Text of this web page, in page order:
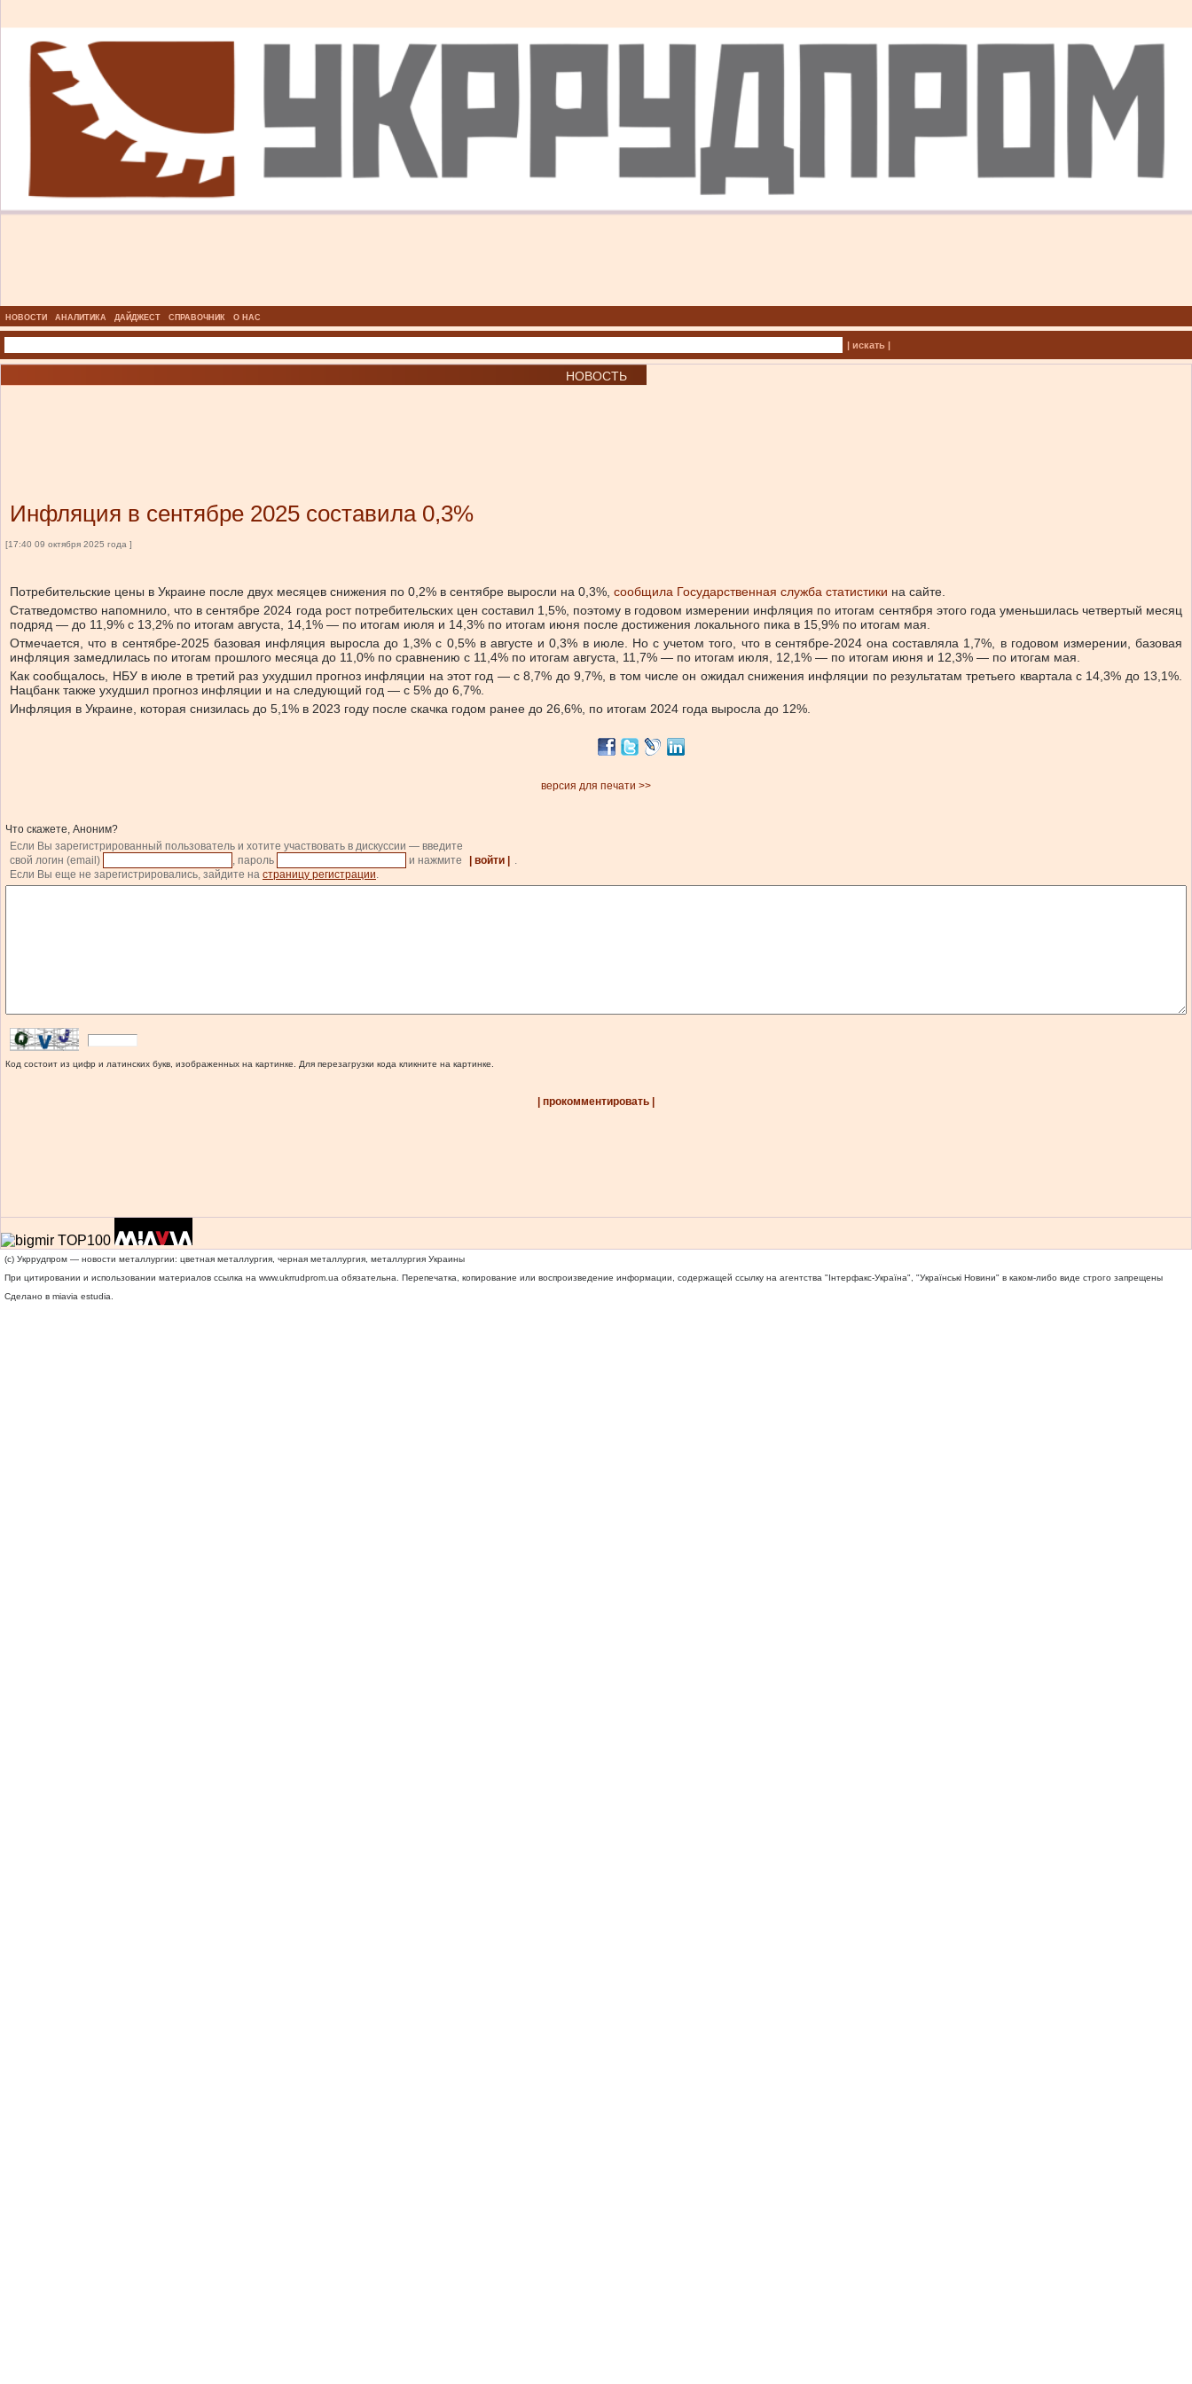
НОВОСТИ АНАЛИТИКА ДАЙДЖЕСТ СПРАВОЧНИК О НАС
| искать |
НОВОСТЬ
Инфляция в сентябре 2025 составила 0,3%
[17:40 09 октября 2025 года ]
Потребительские цены в Украине после двух месяцев снижения по 0,2% в сентябре выросли на 0,3%, сообщила Государственная служба статистики на сайте.
Статведомство напомнило, что в сентябре 2024 года рост потребительских цен составил 1,5%, поэтому в годовом измерении инфляция по итогам сентября этого года уменьшилась четвертый месяц
подряд — до 11,9% с 13,2% по итогам августа, 14,1% — по итогам июля и 14,3% по итогам июня после достижения локального пика в 15,9% по итогам мая.
Отмечается, что в сентябре-2025 базовая инфляция выросла до 1,3% с 0,5% в августе и 0,3% в июле. Но с учетом того, что в сентябре-2024 она составляла 1,7%, в годовом измерении, базовая
инфляция замедлилась по итогам прошлого месяца до 11,0% по сравнению с 11,4% по итогам августа, 11,7% — по итогам июля, 12,1% — по итогам июня и 12,3% — по итогам мая.
Как сообщалось, НБУ в июле в третий раз ухудшил прогноз инфляции на этот год — с 8,7% до 9,7%, в том числе он ожидал снижения инфляции по результатам третьего квартала с 14,3% до 13,1%.
Нацбанк также ухудшил прогноз инфляции и на следующий год — с 5% до 6,7%.
Инфляция в Украине, которая снизилась до 5,1% в 2023 году после скачка годом ранее до 26,6%, по итогам 2024 года выросла до 12%.
версия для печати >>
Что скажете, Аноним?
Если Вы зарегистрированный пользователь и хотите участвовать в дискуссии — введите
свой логин (email)
, пароль и нажмите | войти |
.
Если Вы еще не зарегистрировались, зайдите на страницу регистрации.
Код состоит из цифр и латинских букв, изображенных на картинке. Для перезагрузки кода кликните на картинке.
| прокомментировать |
(c) Укррудпром — новости металлургии: цветная металлургия, черная металлургия, металлургия Украины
При цитировании и использовании материалов ссылка на www.ukrrudprom.ua обязательна. Перепечатка, копирование или воспроизведение информации, содержащей ссылку на агентства "Iнтерфакс-Україна", "Українськi Новини" в каком-либо виде строго запрещены
Сделано в miavia estudia.